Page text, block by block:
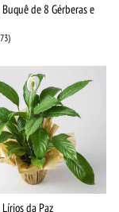
Buquê de 8 Gérberas e
Lírios da Paz